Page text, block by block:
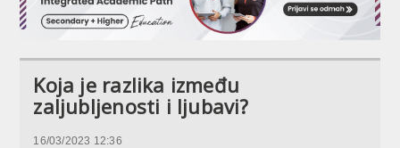
Koja je razlika između
zaljubljenosti i ljubavi?
16/03/2023 12:36